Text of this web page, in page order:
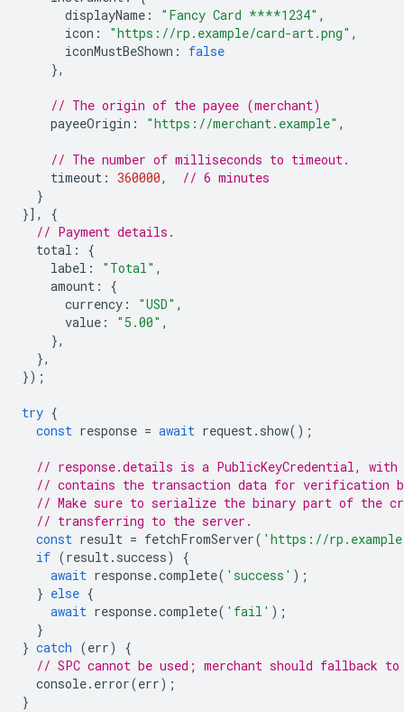
displayName : "Fancy Card ****1234" ,
icon : "https://rp.example/card-art.png" ,
iconMustBeShown :
false
},
// The origin of the payee (merchant)
payeeOrigin : "https://merchant.example" ,
// The number of milliseconds to timeout.
timeout : 360000,
// 6 minutes
}
}],
{
// Payment details.
total :
{
label : "Total" ,
amount :
{
currency : "USD" ,
value : "5.00" ,
},
},
});
try {
const response = await request. show();
// response.details is a PublicKeyCredential, with
// contains the transaction data for verification
// Make sure to serialize the binary part of the
// transferring to the server.
const result = fetchFromServer( 'https://
if (result. success)
{
await response.complete( 'success' );
} else {
await response.complete( 'fail' );
}
} catch (err)
{
// SPC cannot be used; merchant should fallback
console. error(err);
}